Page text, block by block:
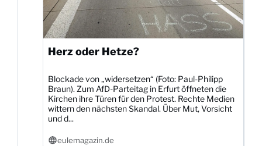
Herz oder Hetze?
Blockade von „widersetzen“ (Foto: Paul-Philipp
Braun). Zum AfD-Parteitag in Erfurt öffneten die
Kirchen ihre Türen für den Protest. Rechte Medien
wittern den nächsten Skandal. Über Mut, Vorsicht
und d...
eulemagazin.de